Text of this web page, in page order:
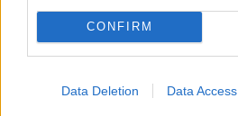
CONFIRM
Data Deletion Data Access